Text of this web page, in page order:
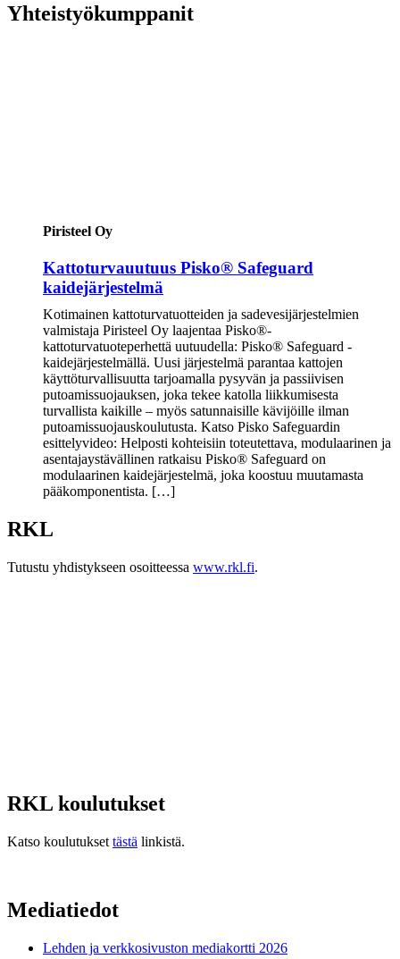
Yhteistyökumppanit
Piristeel Oy
Kattoturvauutuus Pisko® Safeguard
kaidejärjestelmä
Kotimainen kattoturvatuotteiden ja sadevesijärjestelmien
valmistaja Piristeel Oy laajentaa Pisko®-
kattoturvatuoteperhettä uutuudella: Pisko® Safeguard -
kaidejärjestelmällä. Uusi järjestelmä parantaa kattojen
käyttöturvallisuutta tarjoamalla pysyvän ja passiivisen
putoamissuojauksen, joka tekee katolla liikkumisesta
turvallista kaikille – myös satunnaisille kävijöille ilman
putoamissuojauskoulutusta. Katso Pisko Safeguardin
esittelyvideo: Helposti kohteisiin toteutettava, modulaarinen ja
asentajaystävällinen ratkaisu Pisko® Safeguard on
modulaarinen kaidejärjestelmä, joka koostuu muutamasta
pääkomponentista. […]
RKL
Tutustu yhdistykseen osoitteessa www.rkl.fi.
RKL koulutukset
Katso koulutukset tästä linkistä.
Mediatiedot
Lehden ja verkkosivuston mediakortti 2026